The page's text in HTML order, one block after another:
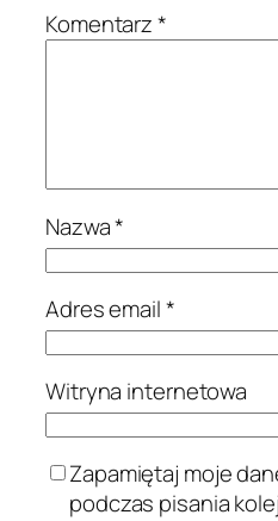
Komentarz*
Nazwa*
Adres email*
Witryna internetowa
Zapamiętaj moje
podczas pisania